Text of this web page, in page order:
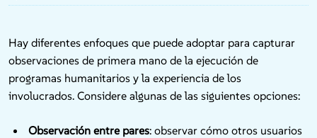
Hay diferentes enfoques que puede adoptar para capturar
observaciones de primera mano de la ejecución de
programas humanitarios y la experiencia de los
involucrados. Considere algunas de las siguientes opciones:
Observación entre pares: observar cómo otros usuarios